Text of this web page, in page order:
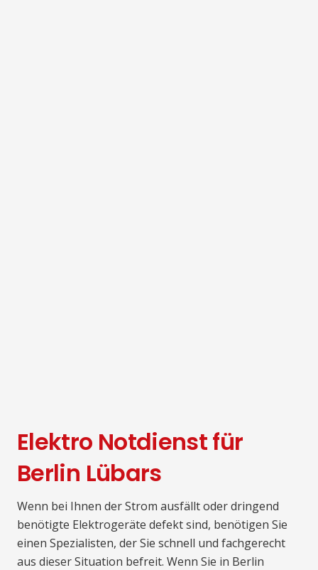
Elektro Notdienst für
Berlin Lübars
Wenn bei Ihnen der Strom ausfällt oder dringend
benötigte Elektrogeräte defekt sind, benötigen Sie
einen Spezialisten, der Sie schnell und fachgerecht
aus dieser Situation befreit. Wenn Sie in Berlin